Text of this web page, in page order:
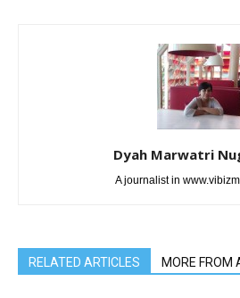
Dyah Marwatri
A journalist in
RELATED ARTICLES MORE FROM